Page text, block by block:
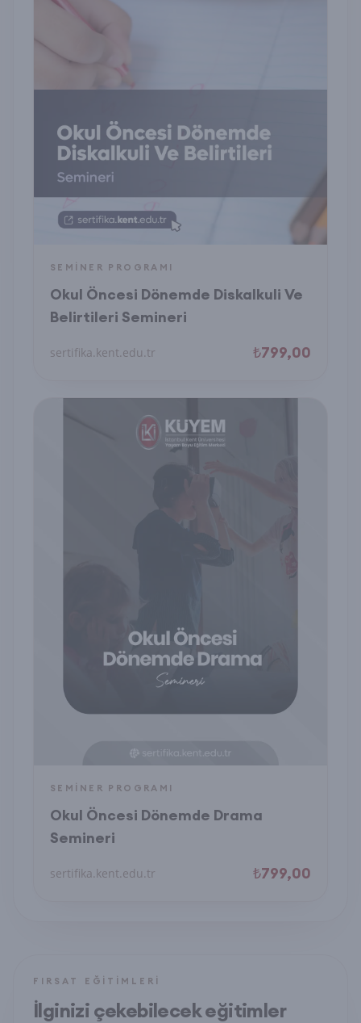
SEMINER PROGRAMI
Okul Öncesi Dönemde Diskalkuli Ve
Belirtileri Semineri
sertifika.kent.edu.tr ₺799,00
SEMINER PROGRAMI
Okul Öncesi Dönemde Drama
Semineri
sertifika.kent.edu.tr ₺799,00
FIRSAT EĞITIMLERI
İlginizi çekebilecek eğitimler